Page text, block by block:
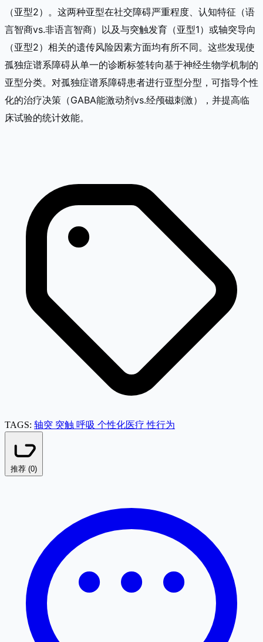
（亚型2）。这两种亚型在社交障碍严重程度、认知特征（语
言智商vs.非语言智商）以及与突触发育（亚型1）或轴突导向
（亚型2）相关的遗传风险因素方面均有所不同。这些发现使
孤独症谱系障碍从单一的诊断标签转向基于神经生物学机制的
亚型分类。对孤独症谱系障碍患者进行亚型分型，可指导个性
化的治疗决策（GABA能激动剂vs.经颅磁刺激），并提高临
床试验的统计效能。
TAGS: 轴突 突触 呼吸 个性化医疗性行为
推荐 (0)